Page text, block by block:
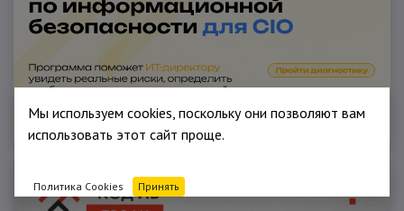
Мы используем cookies, поскольку они позволяют вам
использовать этот сайт проще.
Политика Cookies Принять